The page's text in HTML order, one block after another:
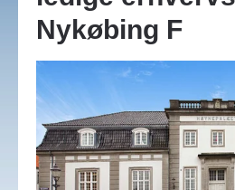
Nykøbing F